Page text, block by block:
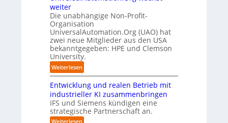
g
h
e
n
R
o
u
t
e
r
-
H
e
r
l
a
u
f
s
t
e
l
e
i
n
d
h
e
r
A
r
b
e
i
n
e
h
m
i
d
S
y
s
t
e
m
T
e
a
m
t
weiter
Die unabhängige Non-Profit-
Organisation
UniversalAutomation.Org (UAO) hat
zwei neue Mitglieder aus den USA
bekanntgegeben: HPE und Clemson
University.
Weiterlesen:
U
n
i
v
e
r
Entwicklung und realen Betrieb mit
industrieller KI zusammenbringen
IFS und Siemens kündigen eine
strategische Partnerschaft an.
Weiterlesen: